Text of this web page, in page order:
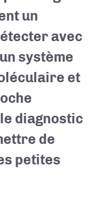
un
avec
système
et
diagnostic
de
petites